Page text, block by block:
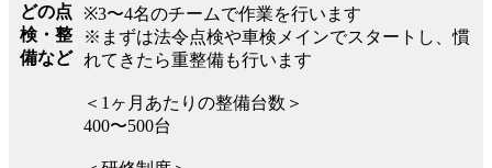
どの点
検・整
備など
※3〜4名のチームで作業を行います
※まずは法令点検や車検メインでスタートし、慣
れてきたら重整備も行います
＜1ヶ月あたりの整備台数＞
400〜500台